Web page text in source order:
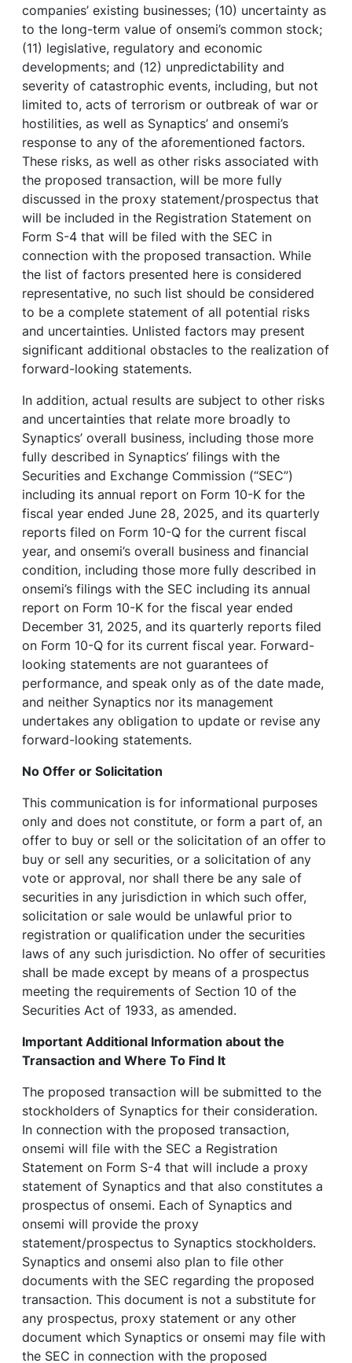
companies’ existing businesses; (10) uncertainty as
to the long-term value of onsemi’s common stock;
(11) legislative, regulatory and economic
developments; and (12) unpredictability and
severity of catastrophic events, including, but not
limited to, acts of terrorism or outbreak of war or
hostilities, as well as Synaptics’ and onsemi’s
response to any of the aforementioned factors.
These risks, as well as other risks associated with
the proposed transaction, will be more fully
discussed in the proxy statement/prospectus that
will be included in the Registration Statement on
Form S-4 that will be filed with the SEC in
connection with the proposed transaction. While
the list of factors presented here is considered
representative, no such list should be considered
to be a complete statement of all potential risks
and uncertainties. Unlisted factors may present
significant additional obstacles to the realization of
forward-looking statements.
In addition, actual results are subject to other risks
and uncertainties that relate more broadly to
Synaptics’ overall business, including those more
fully described in Synaptics’ filings with the
Securities and Exchange Commission (“SEC”)
including its annual report on Form 10-K for the
fiscal year ended June 28, 2025, and its quarterly
reports filed on Form 10-Q for the current fiscal
year, and onsemi’s overall business and financial
condition, including those more fully described in
onsemi’s filings with the SEC including its annual
report on Form 10-K for the fiscal year ended
December 31, 2025, and its quarterly reports filed
on Form 10-Q for its current fiscal year. Forward-
looking statements are not guarantees of
performance, and speak only as of the date made,
and neither Synaptics nor its management
undertakes any obligation to update or revise any
forward-looking statements.
No Offer or Solicitation
This communication is for informational purposes
only and does not constitute, or form a part of, an
offer to buy or sell or the solicitation of an offer to
buy or sell any securities, or a solicitation of any
vote or approval, nor shall there be any sale of
securities in any jurisdiction in which such offer,
solicitation or sale would be unlawful prior to
registration or qualification under the securities
laws of any such jurisdiction. No offer of securities
shall be made except by means of a prospectus
meeting the requirements of Section 10 of the
Securities Act of 1933, as amended.
Important Additional Information about the
Transaction and Where To Find It
The proposed transaction will be submitted to the
stockholders of Synaptics for their consideration.
In connection with the proposed transaction,
onsemi will file with the SEC a Registration
Statement on Form S-4 that will include a proxy
statement of Synaptics and that also constitutes a
prospectus of onsemi. Each of Synaptics and
onsemi will provide the proxy
statement/prospectus to Synaptics stockholders.
Synaptics and onsemi also plan to file other
documents with the SEC regarding the proposed
transaction. This document is not a substitute for
any prospectus, proxy statement or any other
document which Synaptics or onsemi may file with
the SEC in connection with the proposed